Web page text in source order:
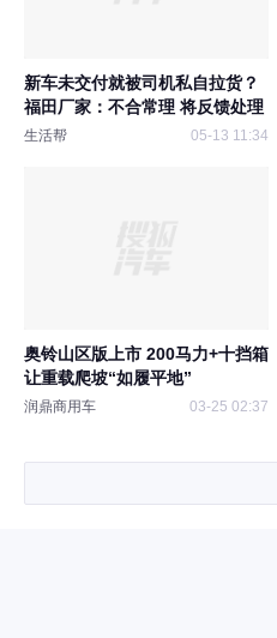
新车未交付就被司机私自拉货？
福田厂家：不合常理 将反馈处理
生活帮 05-13 11:34
奥铃山区版上市 200马力+十挡箱
让重载爬坡“如履平地”
润鼎商用车 03-25 02:37